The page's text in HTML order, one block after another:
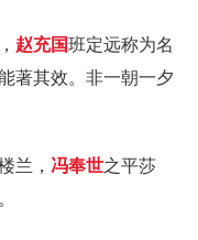
赵充国班定远称为名
著其效。非一朝一夕
兰， 冯奉世之平莎